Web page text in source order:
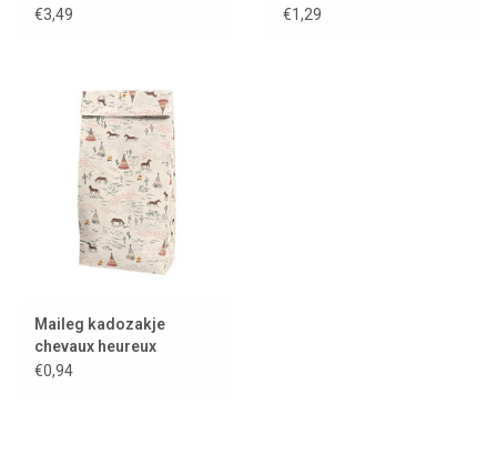
€3,49
€1,29
Maileg kadozakje
chevaux heureux
€0,94